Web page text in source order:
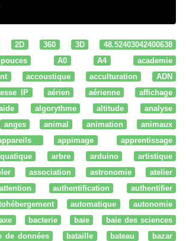
2D 360 3D
48.52403042400638
A0 A4
academie
accoustique acculturation
ADN
IP aérien aérienne
affichage
algorythme altitude
analyse
anges animal animation
animaux
appimage
apprentissage
arbre arduino
artistique
association astronomie
atelier
attention authentification
authentifier
automatique
autonomie
axe bacterie baie
baie des sciences
de données bataille bateau
bazar